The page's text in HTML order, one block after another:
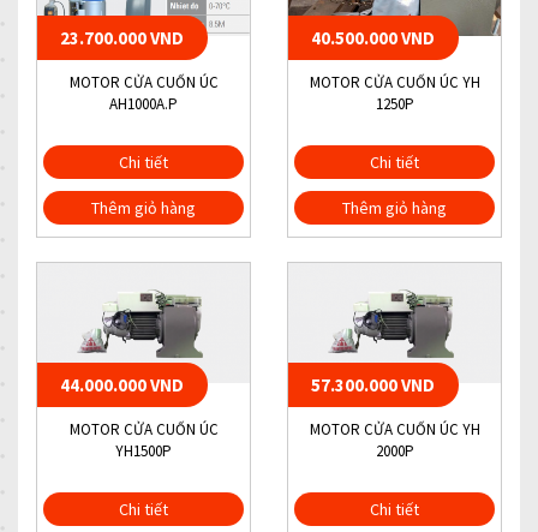
23.700.000 VND
MOTOR CỬA CUỐN ÚC
AH1000A.P
Chi tiết
Thêm giỏ hàng
40.500.000 VND
MOTOR CỬA CUỐN ÚC YH
1250P
Chi tiết
Thêm giỏ hàng
44.000.000 VND
MOTOR CỬA CUỐN ÚC
YH1500P
Chi tiết
57.300.000 VND
MOTOR CỬA CUỐN ÚC YH
2000P
Chi tiết